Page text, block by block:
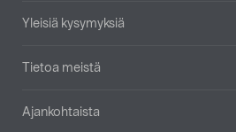
Yleisiä kysymyksiä
Tietoa meistä
Ajankohtaista